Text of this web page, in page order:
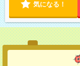
気になる！